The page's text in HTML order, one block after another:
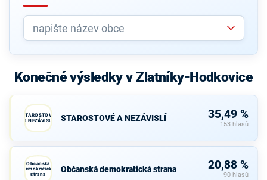
Konečné výsledky v Zlatníky-Hodkovice
STAROSTOVÉ
A NEZÁVISLÍ
STAROSTOVÉ A NEZÁVISLÍ 35,49 %
153 hlasů
Občanská
demokratická
strana
Občanská demokratická strana 20,88 %
90 hlasů